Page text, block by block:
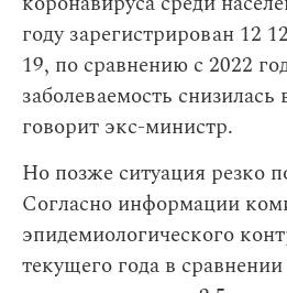
году зарегистрирован 12
19, по сравнению с 2022
заболеваемость
говорит экс-министр.
Но позже ситуация резко
Согласно информации
эпидемиологического
текущего года в